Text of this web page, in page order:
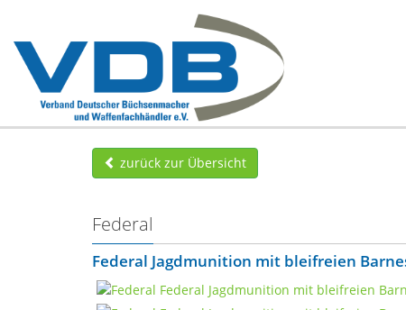
zurück zur Übersicht
Federal
Federal Jagdmunition mit bleifreien